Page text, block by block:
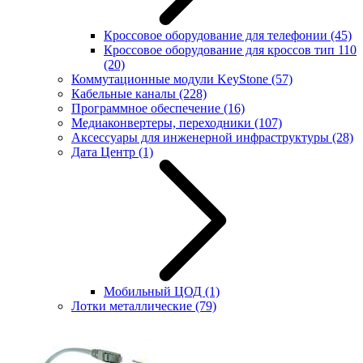
Кроссовое оборудование для телефонии (45)
Кроссовое оборудование для кроссов тип 110
(20)
Коммутационные модули KeyStone (57)
Кабельные каналы (228)
Программное обеспечение (16)
Медиаконвертеры, переходники (107)
Аксессуары для инженерной инфраструктуры (28)
Дата Центр (1)
Мобильный ЦОД (1)
Лотки металлические (79)